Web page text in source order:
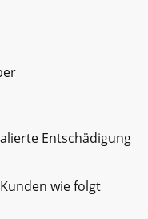
Entschädigung
wie folgt